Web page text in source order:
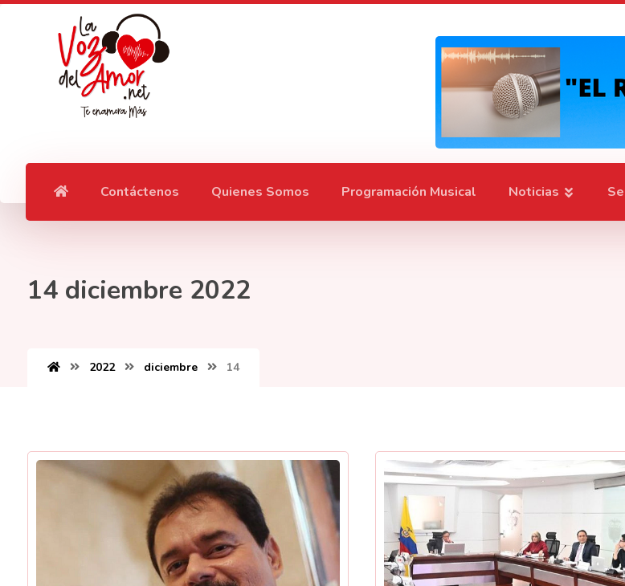
Contáctenos Quienes Somos Programación Musical Noticias
14 diciembre 2022
2022 diciembre 14